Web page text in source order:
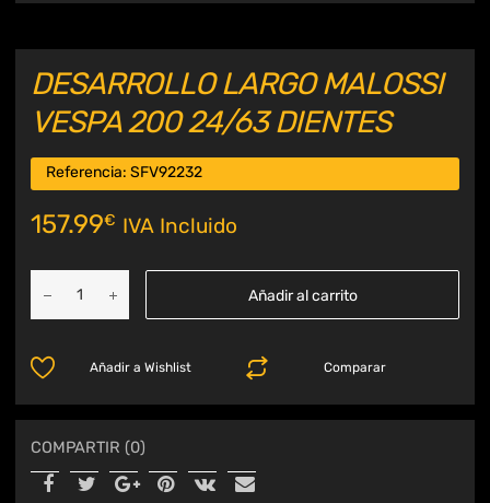
DESARROLLO LARGO MALOSSI
VESPA 200 24/63 DIENTES
Referencia: SFV92232
157.99€ IVA Incluido
Añadir al carrito
Comparar
Añadir a Wishlist
COMPARTIR (0)